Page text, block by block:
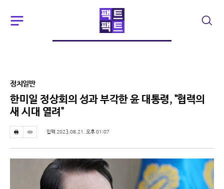
검
주
펼
치
기
정치일반
한미일 정상회의 성과 부각한 윤 대통령, "협력의
새 시대 열려"
프
린
스
크
입력 2023.08.21. 오후 01:07